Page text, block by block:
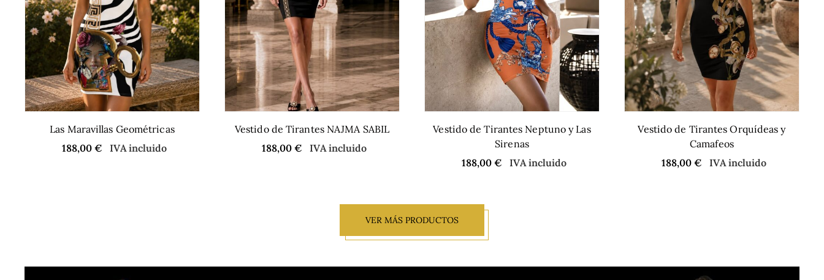
Las Maravillas Geométricas
188,00€ IVA incluido
Vestido de Tirantes NAJMA SABIL
188,00€ IVA incluido
Vestido de Tirantes Neptuno y Las
Sirenas
188,00€ IVA incluido
Vestido de Tirantes Orquídeas y
Camafeos
188,00€ IVA incluido
VER MÁS PRODUCTOS